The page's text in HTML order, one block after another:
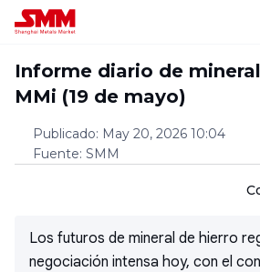
Informe diario de
MMi (19 de mayo)
Publicado: May 20, 2026 10:04
Fuente: SMM
Los futuros de mineral de hierro
negociación intensa hoy, con el